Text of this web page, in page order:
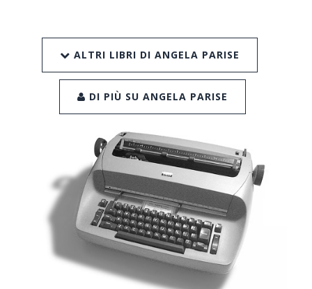
ALTRI LIBRI DI ANGELA PARISE
DI PIÙ SU ANGELA PARISE